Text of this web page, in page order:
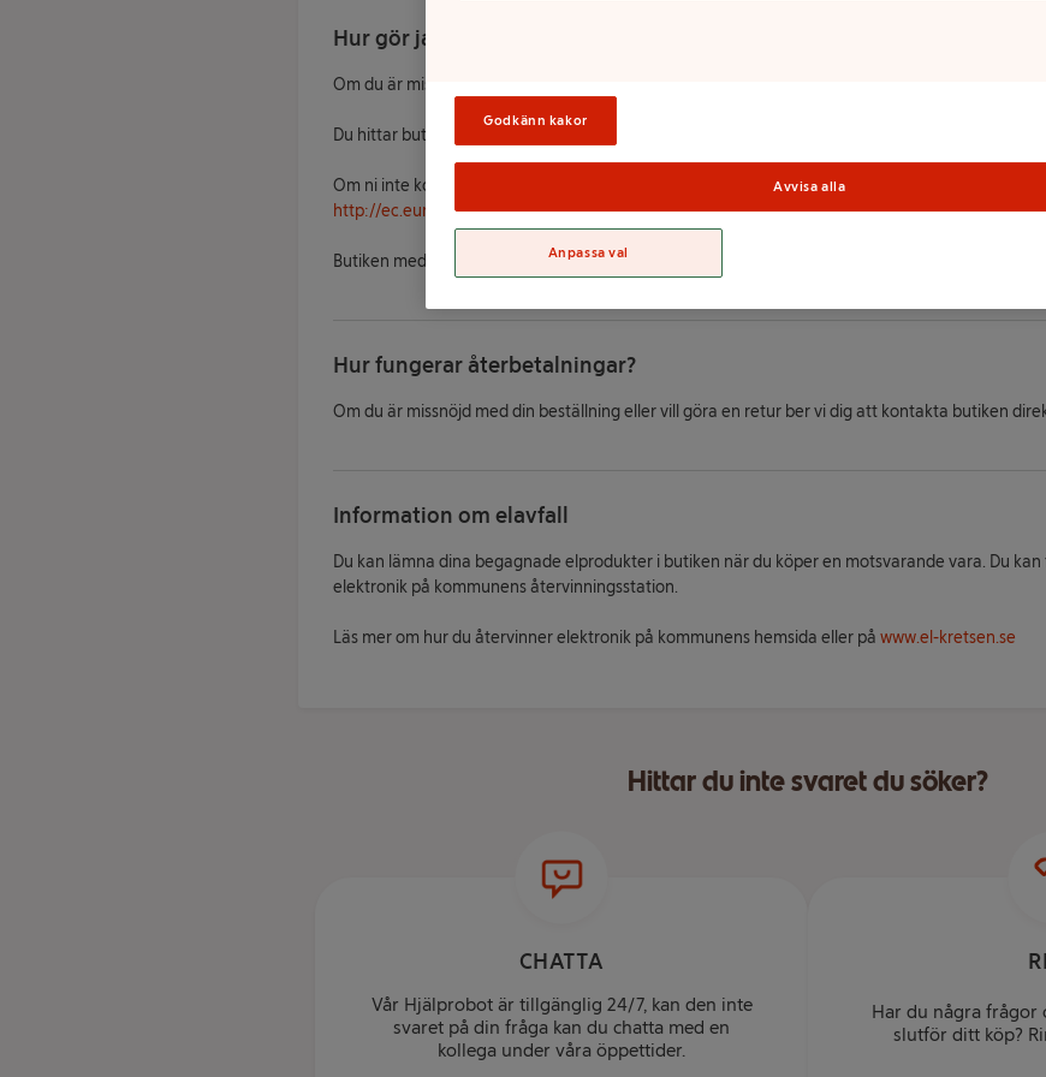
Hur gör jag en reklamation?
Om du är missnöjd med din beställning så ber vi dig i första hand kontakta butiken.
Du hittar butikens kontaktuppgifter längst ner i din beställningsbekräftelse.
Om ni inte kommer fram till ett medtycke kan du vända dig till europeiska kommissionens
http://ec.europa.eu/odreller direkt till Allmänna reklamationsnämnden (ARN), Box 174, 101 23
Butiken medverkar i tvistlösningsförfarandet och följer ARN:s rekommendationer.
Hur fungerar återbetalningar?
Om du är missnöjd med din beställning eller vill göra en retur ber vi dig att kontakta butiken
Information om elavfall
Du kan lämna dina begagnade elprodukter i butiken när du köper en motsvarande vara. Du
elektronik på kommunens återvinningsstation.
Läs mer om hur du återvinner elektronik på kommunens hemsida eller på www.el-kretsen.se
Hittar du inte svaret du söker?
CHATTA
Vår Hjälprobot är tillgänglig 24/7, kan den inte
svaret på din fråga kan du chatta med en
kollega under våra öppettider.
Har du några frågor
slutför ditt köp?
Godkänn kakor
Avvisa alla
Anpassa val